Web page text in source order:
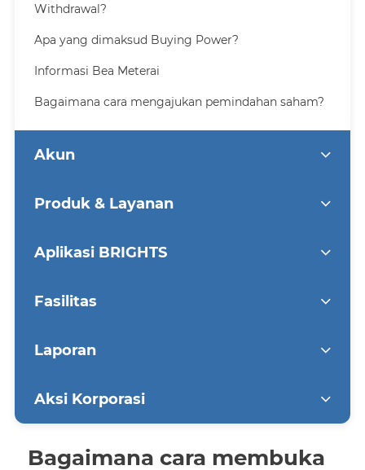
Withdrawal?
Apa yang dimaksud Buying Power?
Informasi Bea Meterai
Bagaimana cara mengajukan pemindahan saham?
Akun
Produk & Layanan
Aplikasi BRIGHTS
Fasilitas
Laporan
Aksi Korporasi
Bagaimana cara membuka